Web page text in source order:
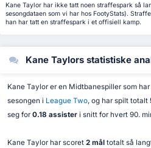
Kane Taylor har ikke tatt noen straffespark så
sesongdataen som vi har hos FootyStats).
han har tatt en straffespark i et offisiell kamp.
Kane Taylors statistiske
Kane Taylor er en Midtbanespiller som
sesongen i League Two, og har spilt totalt
seg for 0.18 assisteri snitt for hvert 90.
Kane Taylor har scoret 2 måltotalt så